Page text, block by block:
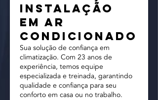
Instalação
em Ar
Condicionado
Sua solução de confiança em
climatização. Com 23 anos de
experiência, temos equipe
especializada e treinada, garantindo
qualidade e confiança para seu
conforto em casa ou no trabalho.